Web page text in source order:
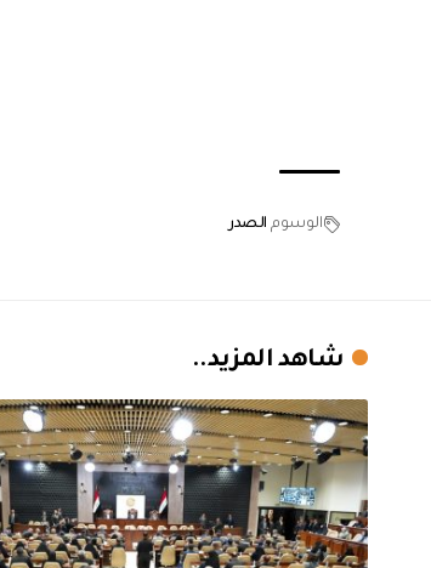
الوسوم الصدر
شاهد المزيد..